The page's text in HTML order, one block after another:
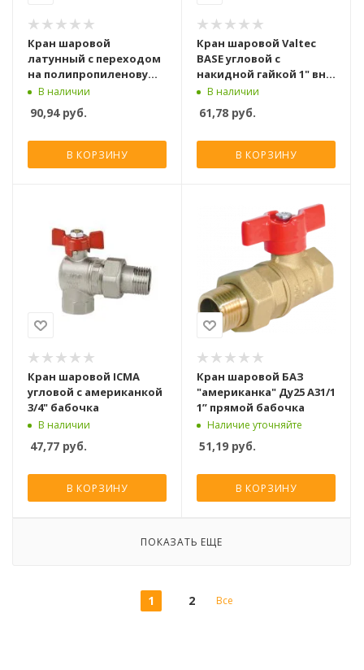
Кран шаровой
латунный с переходом
на полипропиленовую
трубу Valtec 40х1 1/4 вн.
р. (с полусгоном)
В наличии
90,94руб.
В КОРЗИНУ
Кран шаровой Valtec
BASE угловой с
накидной гайкой 1" вн.-
вн.В наличии
61,78 руб.
В КОРЗИНУ
Кран шаровой ICMA
угловой с американкой
3/4" бабочка
В наличии
47,77 руб.
В КОРЗИНУ
Кран шаровой БАЗ
"американка" Ду25 А31/1
1” прямой бабочка
Наличие уточняйте
51,19 руб.
В КОРЗИНУ
ПОКАЗАТЬ ЕЩЕ
1 2 Все